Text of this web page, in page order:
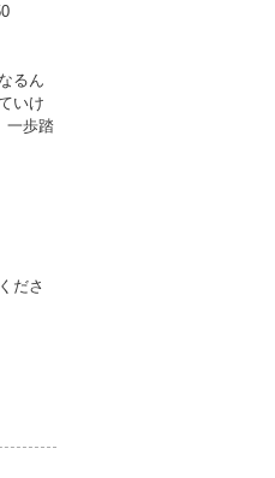
るん
いけ
一歩踏
用
ださ